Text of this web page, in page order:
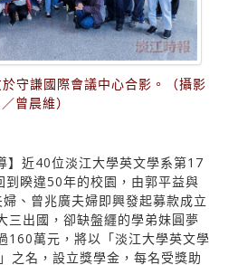
守謙國際會議中心合影。（攝影
／曾晨維）
】近40位淡江大學英文學系第17
睽違50年的校園，由郭平益與
、曾兆廣夫婦即興發起募款成立
三出國，卻缺盤纒的學弟妹圓夢
160萬元，將以「淡江大學英文學
之名，設立獎學金，每名受獎助